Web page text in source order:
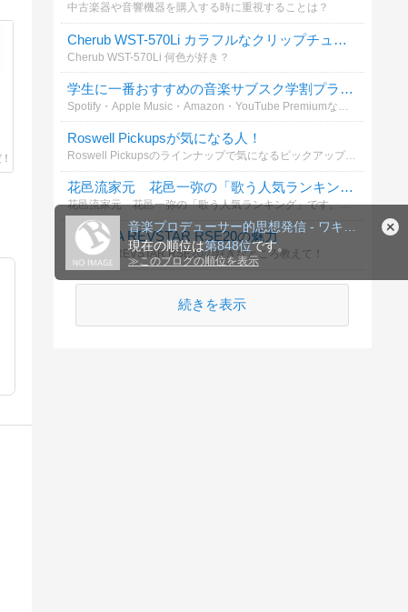
音楽プロデューサー的思想発信 - ワキワキおじさんの音楽室
現在の順位は第848位です。
≫このブログの順位を表示
中古楽器や音響機器を購入する時に重視することは？
Cherub WST-570Li カラフルなクリップチューナーが日本初上陸！
Cherub WST-570Li 何色が好き？
学生に一番おすすめの音楽サブスク学割プランはどれだと思いますか？
Roswell Pickupsが気になる人！
Roswell Pickupsのラインナップで気になるピックアップの種類を教えて！
花邑流家元 花邑一弥の「歌う人気ランキング」
花邑流家元 花邑一弥の「歌う人気ランキング」です。皆様のご投票をお待ちしております。
YAMAHA REVSTAR RSE20の魅力
YAMAHA REVSTAR RSE20の好きなところ教えて！
続きを表示